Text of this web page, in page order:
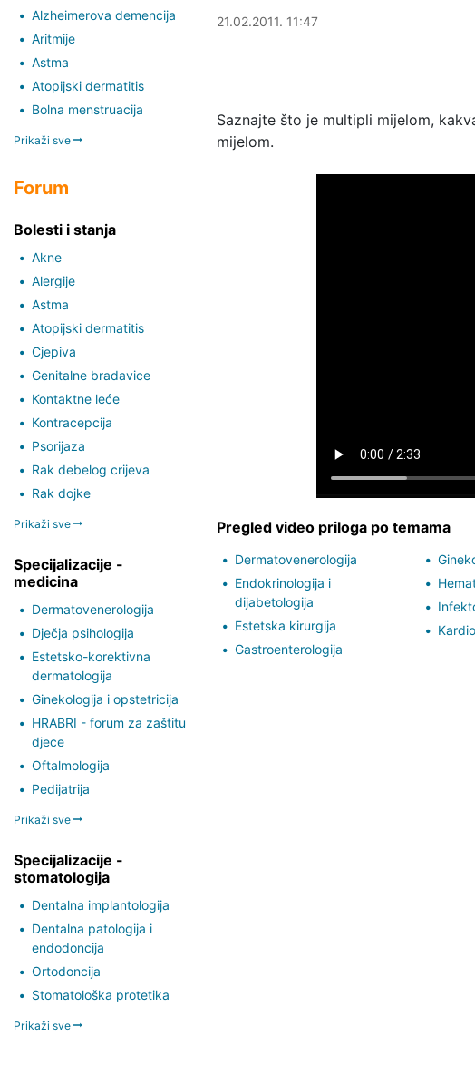
Alzheimerova demencija
Aritmije
Astma
Atopijski dermatitis
Bolna menstruacija
Prikaži sve
Forum
Bolesti i stanja
Akne
Alergije
Astma
Atopijski dermatitis
Cjepiva
Genitalne bradavice
Kontaktne leće
Kontracepcija
Psorijaza
Rak debelog crijeva
Rak dojke
Prikaži sve
Specijalizacije -
medicina
Dermatovenerologija
Dječja psihologija
Estetsko-korektivna
dermatologija
Ginekologija i opstetricija
HRABRI - forum za zaštitu
djece
Oftalmologija
Pedijatrija
Prikaži sve
Specijalizacije -
stomatologija
Dentalna implantologija
Dentalna patologija i
endodoncija
Ortodoncija
Stomatološka protetika
Prikaži sve
19.09.2018. 17:36
21.02.2011. 11:47
Saznajte što je multipli mijelom,
mijelom.
Pregled video priloga po temama
Dermatovenerologija
Endokrinologija i
dijabetologija
Estetska kirurgija
Gastroenterologija